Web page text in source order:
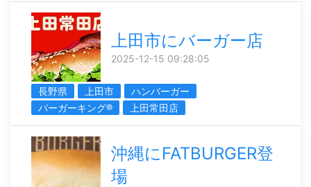
上田市にバーガー店
2025-12-15 09:28:05
長野県 上田市
ハンバーガー
バーガーキング®
上田常田店
沖縄にFATBURGER登
場